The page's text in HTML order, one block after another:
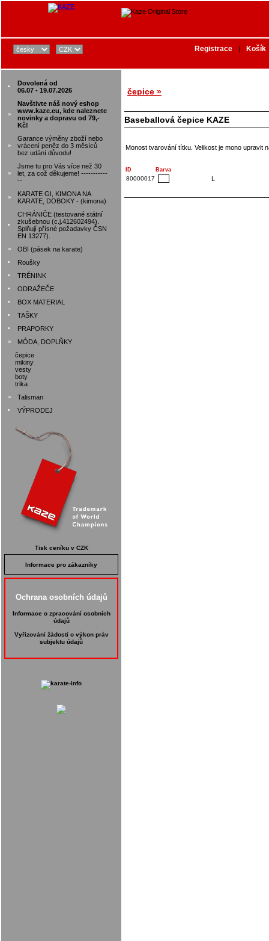
•
Dovolená od
06.07 - 19.07.2026
»
Navštivte náš nový eshop
www.kaze.eu, kde naleznete
novinky a dopravu od 79,-
Kč!
»
Garance výměny zboží nebo
vrácení peněz do 3 měsíců
bez udání důvodu!
»
Jsme tu pro Vás více než 30
let, za což děkujeme! -----------
--
»
KARATE GI, KIMONA NA
KARATE, DOBOKY - (kimona)
•
CHRÁNIČE (testované státní
zkušebnou (c.j.412602494).
Splňují přísné požadavky ČSN
EN 13277).
» OBI (pásek na karate)
• Roušky
• TRÉNINK
• ODRAŽEČE
• BOX MATERIAL
• TAŠKY
• PRAPORKY
»
MÓDA, DOPLŇKY
čepice
mikiny
vesty
boty
trika
» Talisman
• VÝPRODEJ
Tisk ceníku v CZK
Informace pro zákazníky
Ochrana osobních údajů
Informace o zpracování osobních
údajů
Vyřizování žádostí o výkon práv
subjektu údajů
Registrace | Košík
čepice »
Baseballová čepice KAZE
Monost tvarování títku. Velikost je mono
ID Barva
80000017 L